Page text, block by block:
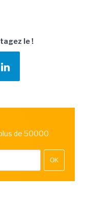
le !
de 50000
OK